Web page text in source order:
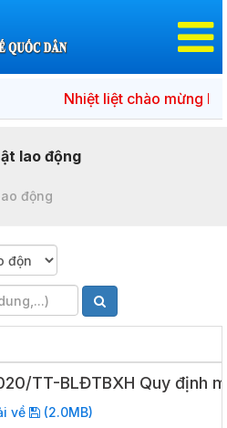
Nhiệt liệt chào mừng
lao động
động
TT-BLĐTBXH Quy định
về (2.0MB)